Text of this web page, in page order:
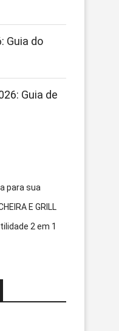
Guia do
Guia de
para sua
E GRILL
2 em 1